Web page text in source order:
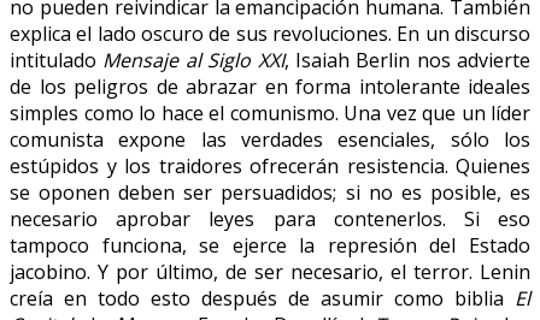
no pueden reivindicar la emancipación humana. También
explica el lado oscuro de sus revoluciones. En un discurso
intitulado Mensaje al Siglo XXI, Isaiah Berlin nos advierte
de los peligros de abrazar en forma intolerante ideales
simples como lo hace el comunismo. Una vez que un líder
comunista expone las verdades esenciales, sólo los
estúpidos y los traidores ofrecerán resistencia. Quienes
se oponen deben ser persuadidos; si no es posible, es
necesario aprobar leyes para contenerlos. Si eso
tampoco funciona, se ejerce la represión del Estado
jacobino. Y por último, de ser necesario, el terror. Lenin
creía en todo esto después de asumir como biblia El